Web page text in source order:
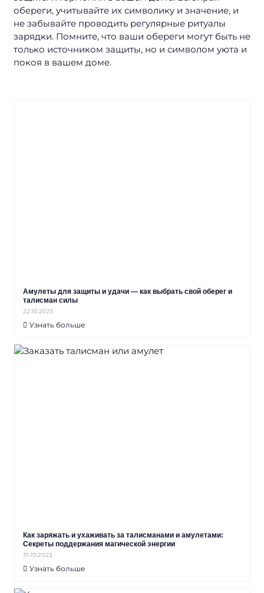
обереги, учитывайте их символику и значение, и
не забывайте проводить регулярные ритуалы
зарядки. Помните, что ваши обереги могут быть не
только источником защиты, но и символом уюта и
покоя в вашем доме.
Амулеты для защиты и удачи — как выбрать свой оберег и
талисман силы
22.10.2025
Узнать больше
Как заряжать и ухаживать за талисманами и амулетами:
Секреты поддержания магической энергии
31.10.2023
Узнать больше